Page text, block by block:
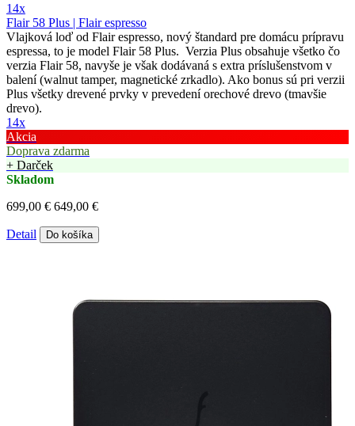
14x
Flair 58 Plus | Flair espresso
Vlajková loď od Flair espresso, nový štandard pre domácu prípravu
espressa, to je model Flair 58 Plus. Verzia Plus obsahuje všetko čo
verzia Flair 58, navyše je však dodávaná s extra príslušenstvom v
balení (walnut tamper, magnetické zrkadlo). Ako bonus sú pri verzii
Plus všetky drevené prvky v prevedení orechové drevo (tmavšie
drevo).
14x
Akcia
Doprava zdarma
+ Darček
Skladom
699,00 € 649,00 €
Detail Do košíka